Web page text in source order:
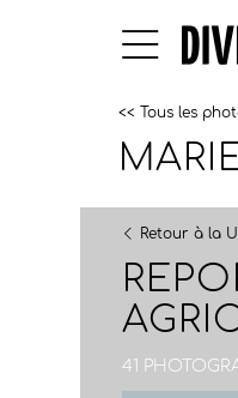
<< Tous les
Retour à la
41